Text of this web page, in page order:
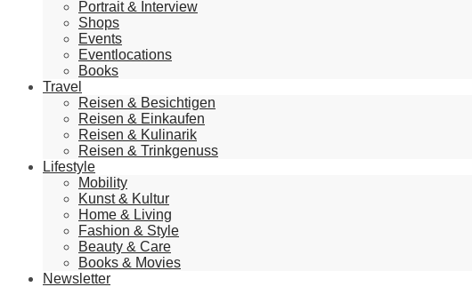
Portrait & Interview
Shops
Events
Eventlocations
Books
Travel
Reisen & Besichtigen
Reisen & Einkaufen
Reisen & Kulinarik
Reisen & Trinkgenuss
Lifestyle
Mobility
Kunst & Kultur
Home & Living
Fashion & Style
Beauty & Care
Books & Movies
Newsletter